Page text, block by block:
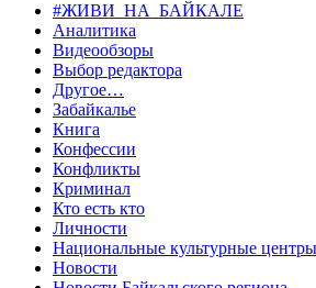
#ЖИВИ_НА_БАЙКАЛЕ
Аналитика
Видеообзоры
Выбор редактора
Другое…
Забайкалье
Книга
Конфессии
Конфликты
Криминал
Кто есть кто
Личности
Национальные культурные центры
Новости